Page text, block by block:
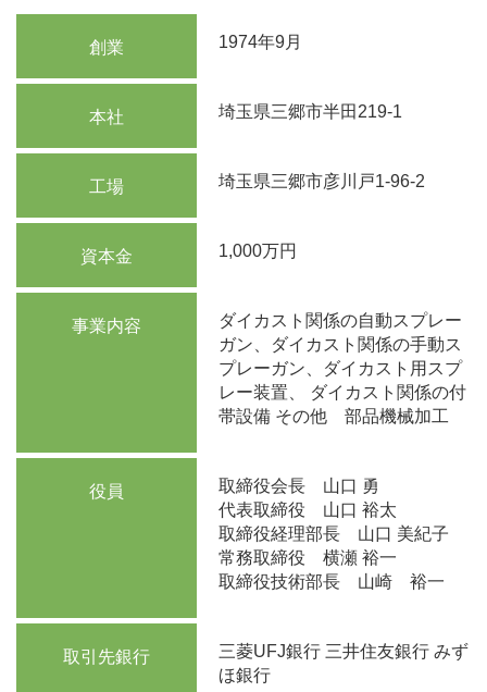
創業 1974年9月
本社 埼玉県三郷市半田219-1
工場 埼玉県三郷市彦川戸1-96-2
資本金 1,000万円
事業内容
ダイカスト関係の自動スプレー
ガン、ダイカスト関係の手動ス
プレーガン、ダイカスト用スプ
レー装置、 ダイカスト関係の付
帯設備 その他 部品機械加工
役員
取締役会⻑ 山口 勇
代表取締役 山口 裕太
取締役経理部長 山口 美紀子
常務取締役 横瀬 裕一
取締役技術部長 山崎 裕一
取引先銀行
三菱UFJ銀行 三井住友銀行 みず
ほ銀行